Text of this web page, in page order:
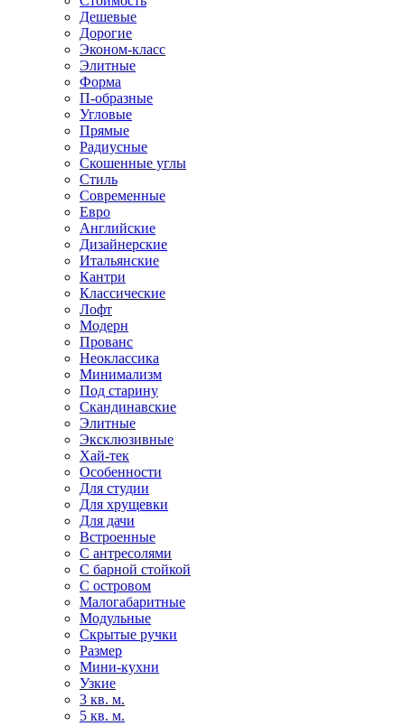
Дешевые
Дорогие
Эконом-класс
Элитные
Форма
П-образные
Угловые
Прямые
Радиусные
Скошенные углы
Стиль
Современные
Евро
Английские
Дизайнерские
Итальянские
Кантри
Классические
Лофт
Модерн
Прованс
Неоклассика
Минимализм
Под старину
Скандинавские
Элитные
Эксклюзивные
Хай-тек
Особенности
Для студии
Для хрущевки
Для дачи
Встроенные
С антресолями
С барной стойкой
С островом
Малогабаритные
Модульные
Скрытые ручки
Размер
Мини-кухни
Узкие
3 кв. м.
5 кв. м.